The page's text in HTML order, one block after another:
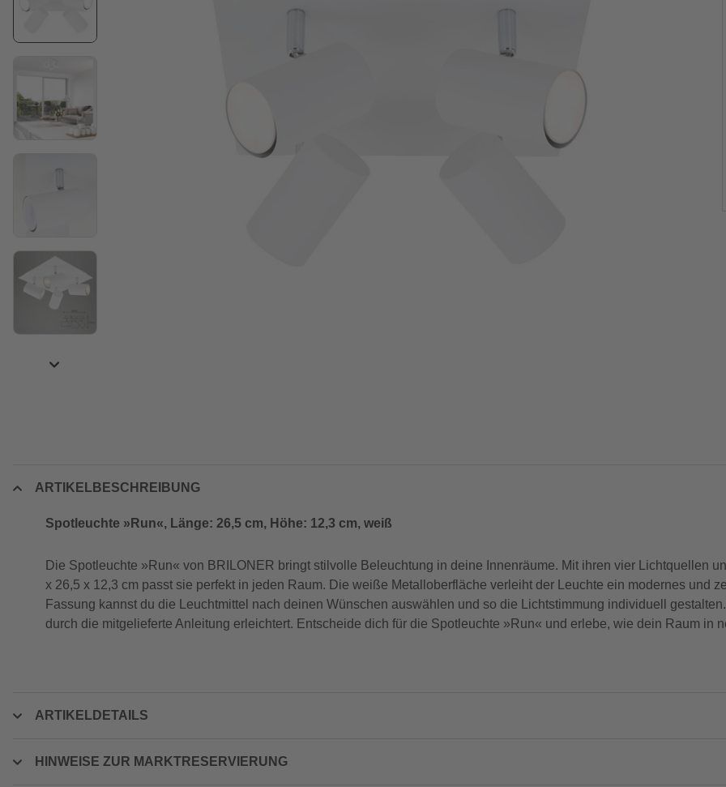
ARTIKELBESCHREIBUNG
Spotleuchte »Run«, Länge: 26,5 cm, Höhe: 12,3 cm, weiß
Die Spotleuchte »Run« von BRILONER bringt stilvolle Beleuchtung in deine Innenräume. Mit ihren vier Lichtquellen
x 26,5 x 12,3 cm passt sie perfekt in jeden Raum. Die weiße Metalloberfläche verleiht der Leuchte ein modernes und
Fassung kannst du die Leuchtmittel nach deinen Wünschen auswählen und so die Lichtstimmung individuell
durch die mitgelieferte Anleitung erleichtert. Entscheide dich für die Spotleuchte »Run« und erlebe, wie dein Raum in
ARTIKELDETAILS
HINWEISE ZUR MARKTRESERVIERUNG